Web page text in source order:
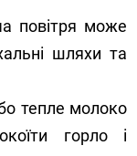
повітря може
шляхи та
тепле молоко
горло і